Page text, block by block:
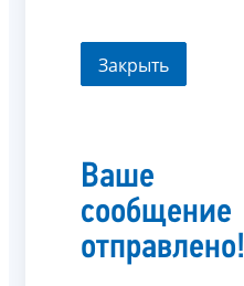
Закрыть
Ваше
сообщение
отправлено!